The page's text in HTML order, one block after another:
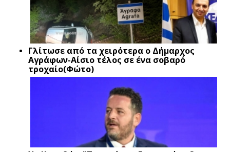
Γλίτωσε από τα χειρότερα ο Δήμαρχος
Αγράφων-Αίσιο τέλος σε ένα σοβαρό
τροχαίο(Φώτο)